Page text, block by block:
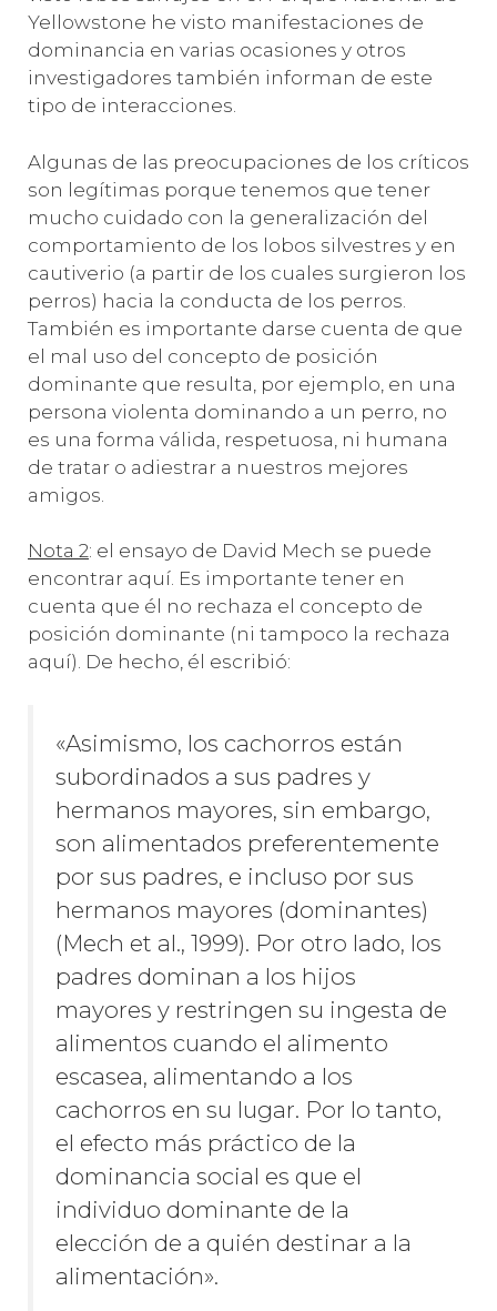
Yellowstone he visto manifestaciones de
dominancia en varias ocasiones y otros
investigadores también informan de este
tipo de interacciones.
Algunas de las preocupaciones de los críticos
son legítimas porque tenemos que tener
mucho cuidado con la generalización del
comportamiento de los lobos silvestres y en
cautiverio (a partir de los cuales surgieron los
perros) hacia la conducta de los perros.
También es importante darse cuenta de que
el mal uso del concepto de posición
dominante que resulta, por ejemplo, en una
persona violenta dominando a un perro, no
es una forma válida, respetuosa, ni humana
de tratar o adiestrar a nuestros mejores
amigos.
Nota 2: el ensayo de David Mech se puede
encontrar aquí. Es importante tener en
cuenta que él no rechaza el concepto de
posición dominante (ni tampoco la rechaza
aquí). De hecho, él escribió:
«Asimismo, los cachorros están
subordinados a sus padres y
hermanos mayores, sin embargo,
son alimentados preferentemente
por sus padres, e incluso por sus
hermanos mayores (dominantes)
(Mech et al., 1999). Por otro lado, los
padres dominan a los hijos
mayores y restringen su ingesta de
alimentos cuando el alimento
escasea, alimentando a los
cachorros en su lugar. Por lo tanto,
el efecto más práctico de la
dominancia social es que el
individuo dominante de la
elección de a quién destinar a la
alimentación».